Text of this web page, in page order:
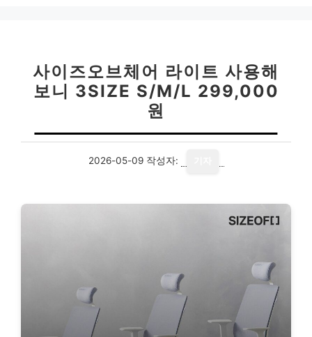
사이즈오브체어 라이트 사용해
보니 3SIZE S/M/L 299,000
원
2026-05-09 작성자: